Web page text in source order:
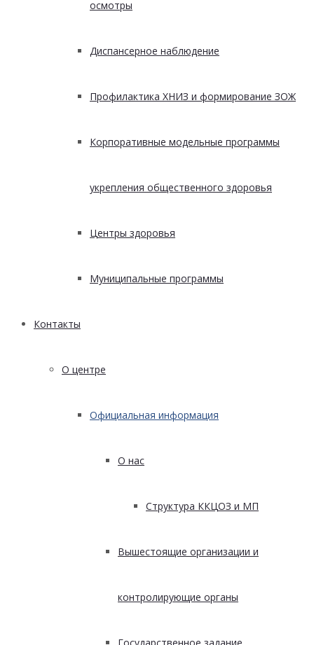
осмотры
Диспансерное наблюдение
Профилактика ХНИЗ и формирование ЗОЖ
Корпоративные модельные программы
укрепления общественного здоровья
Центры здоровья
Муниципальные программы
Контакты
О центре
Официальная информация
О нас
Структура ККЦОЗ и МП
Вышестоящие организации и
контролирующие органы